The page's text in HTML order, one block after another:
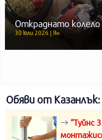
Откраднато колело
30 юли 2026 | Ян
Обяви от Казанлък:
“Туйнс